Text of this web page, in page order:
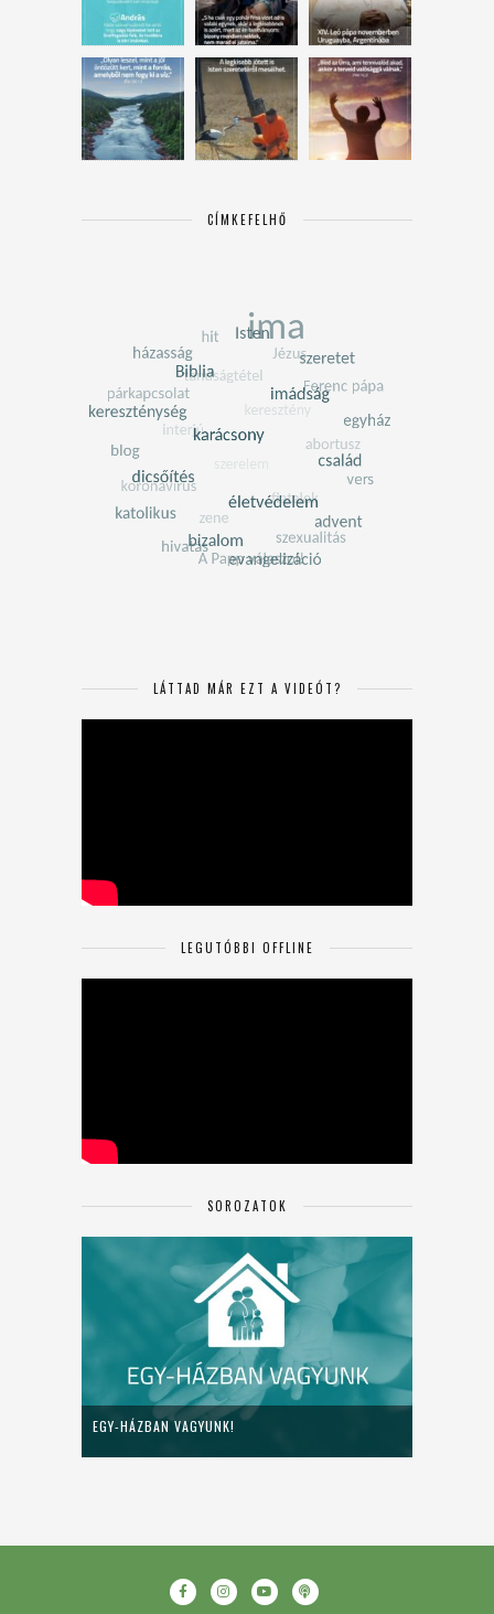
CÍMKEFELHŐ
LÁTTAD MÁR EZT A VIDEÓT?
LEGUTÓBBI OFFLINE
SOROZATOK
EGY-HÁZBAN VAGYUNK!